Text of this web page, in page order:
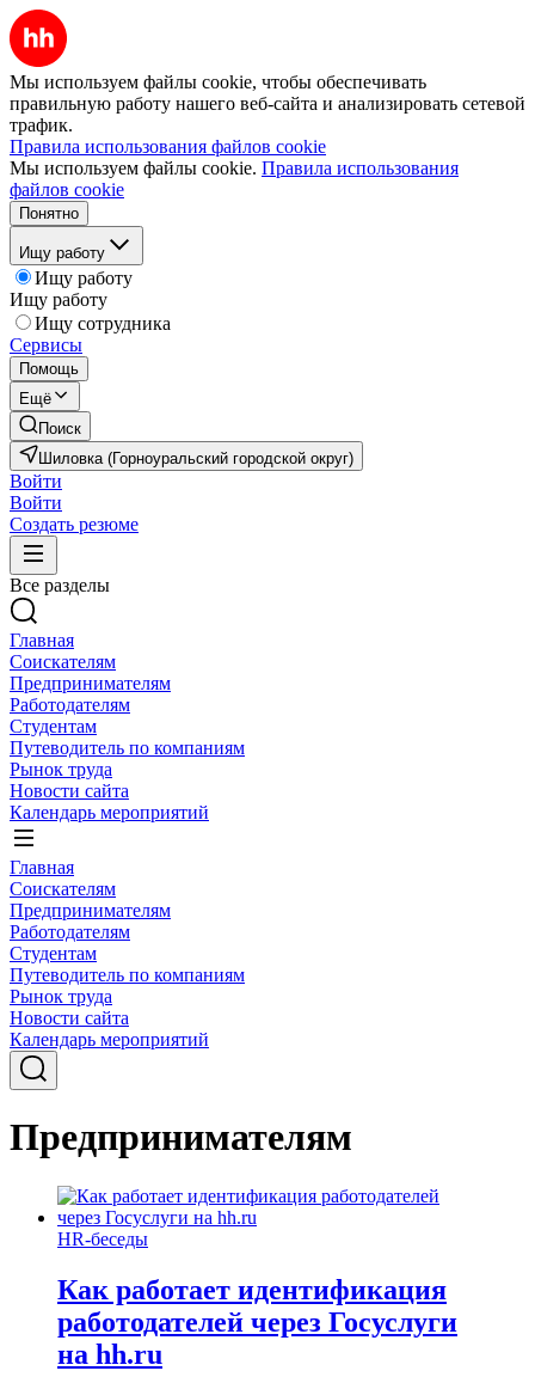
Мы используем файлы cookie, чтобы обеспечивать
правильную работу нашего веб-сайта и анализировать сетевой
трафик.
Правила использования файлов cookie
Мы используем файлы cookie. Правила использования
файлов cookie
Понятно
Ищу работу
Ищу работу
Ищу работу
Ищу сотрудника
Сервисы
Помощь
Ещё
Поиск
Шиловка (Горноуральский городской округ)
Войти
Войти
Создать резюме
Все разделы
Главная
Соискателям
Предпринимателям
Работодателям
Студентам
Путеводитель по компаниям
Рынок труда
Новости сайта
Календарь мероприятий
Главная
Соискателям
Предпринимателям
Работодателям
Студентам
Путеводитель по компаниям
Рынок труда
Новости сайта
Календарь мероприятий
Предпринимателям
HR-беседы
Как работает идентификация
работодателей через Госуслуги
на hh.ru